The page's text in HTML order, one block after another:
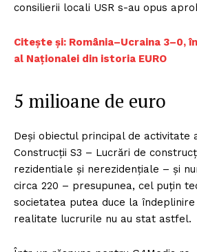
consilierii locali USR s-au opus
Citește și: România–Ucraina 3–0,
al Naționalei din istoria EURO
5 milioane de euro
Deși obiectul principal de activitate
Construcții S3 – Lucrări de
rezidentiale și nerezidențiale – și
circa 220 – presupunea, cel puțin
societatea putea duce la
realitate lucrurile nu au stat astfel.